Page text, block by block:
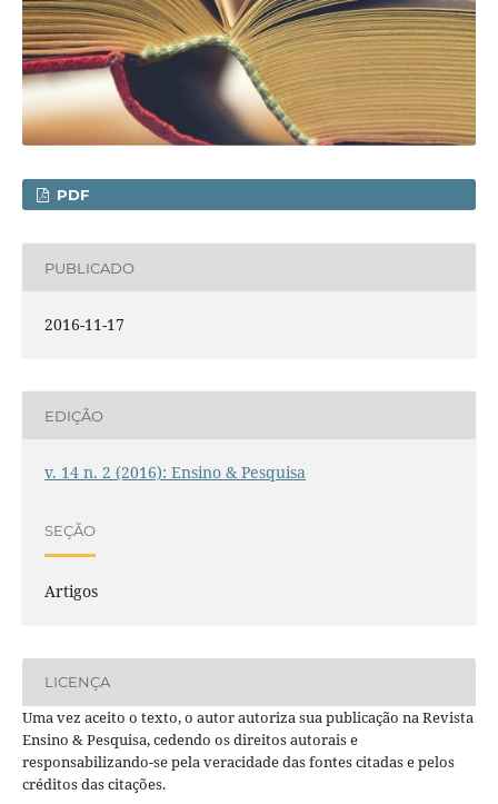
PDF
PUBLICADO
2016-11-17
EDIÇÃO
v. 14 n. 2 (2016): Ensino & Pesquisa
SEÇÃO
Artigos
LICENÇA
Uma vez aceito o texto, o autor autoriza sua publicação na Revista
Ensino & Pesquisa, cedendo os direitos autorais e
responsabilizando-se pela veracidade das fontes citadas e pelos
créditos das citações.